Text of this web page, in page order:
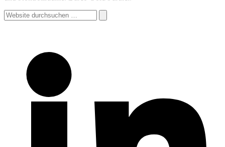
Website
durchsuchen